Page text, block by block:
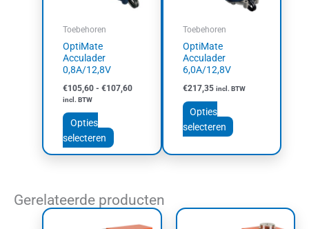
Toebehoren
OptiMate
Acculader
0,8A/12,8V
€105,60 - €107,60
incl. BTW
Opties
selecteren
optie
Toebehoren
OptiMate
Acculader
6,0A/12,8V
€217,35 incl. BTW
Opties
selecteren
optie
Gerelateerde producten